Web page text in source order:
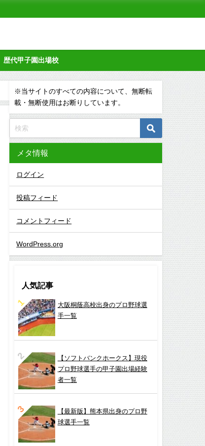
歴代甲子園出場校
※当サイトのすべての内容について、無断転
載・無断使用はお断りしています。
メタ情報
ログイン
投稿フィード
コメントフィード
WordPress.org
人気記事
大阪桐蔭高校出身のプロ野球選
手一覧
【ソフトバンクホークス】現役
プロ野球選手の甲子園出場経験
者一覧
【最新版】熊本県出身のプロ野
球選手一覧